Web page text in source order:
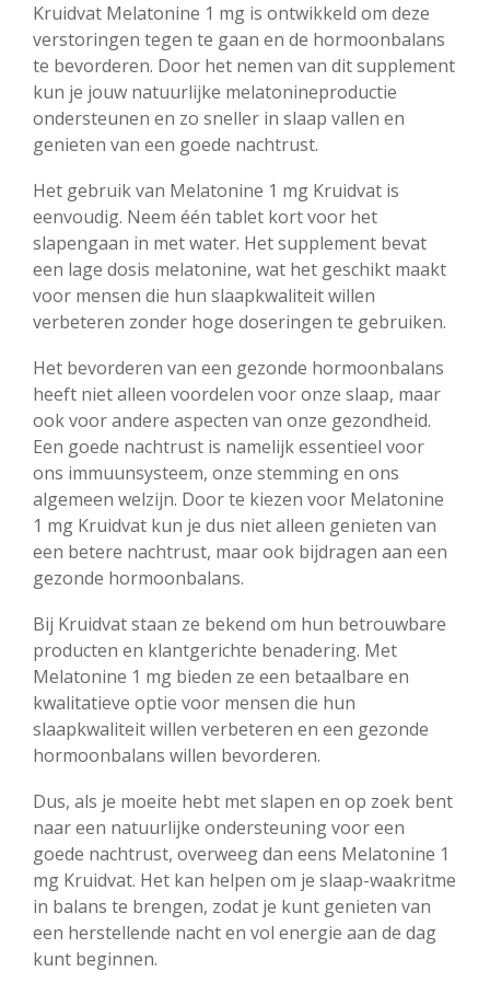
Kruidvat Melatonine 1 mg is ontwikkeld om deze
verstoringen tegen te gaan en de hormoonbalans
te bevorderen. Door het nemen van dit supplement
kun je jouw natuurlijke melatonineproductie
ondersteunen en zo sneller in slaap vallen en
genieten van een goede nachtrust.
Het gebruik van Melatonine 1 mg Kruidvat is
eenvoudig. Neem één tablet kort voor het
slapengaan in met water. Het supplement bevat
een lage dosis melatonine, wat het geschikt maakt
voor mensen die hun slaapkwaliteit willen
verbeteren zonder hoge doseringen te gebruiken.
Het bevorderen van een gezonde hormoonbalans
heeft niet alleen voordelen voor onze slaap, maar
ook voor andere aspecten van onze gezondheid.
Een goede nachtrust is namelijk essentieel voor
ons immuunsysteem, onze stemming en ons
algemeen welzijn. Door te kiezen voor Melatonine
1 mg Kruidvat kun je dus niet alleen genieten van
een betere nachtrust, maar ook bijdragen aan een
gezonde hormoonbalans.
Bij Kruidvat staan ze bekend om hun betrouwbare
producten en klantgerichte benadering. Met
Melatonine 1 mg bieden ze een betaalbare en
kwalitatieve optie voor mensen die hun
slaapkwaliteit willen verbeteren en een gezonde
hormoonbalans willen bevorderen.
Dus, als je moeite hebt met slapen en op zoek bent
naar een natuurlijke ondersteuning voor een
goede nachtrust, overweeg dan eens Melatonine 1
mg Kruidvat. Het kan helpen om je slaap-waakritme
in balans te brengen, zodat je kunt genieten van
een herstellende nacht en vol energie aan de dag
kunt beginnen.